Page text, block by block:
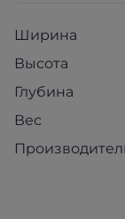
Ширина
Высота
Глубина
Вес